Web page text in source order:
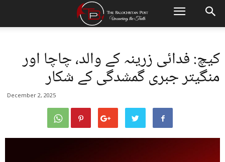
کیچ: فدائی زرینہ کے والد، چاچا اور
منگیتر جبری گمشدگی کے شکار
December 2, 2025